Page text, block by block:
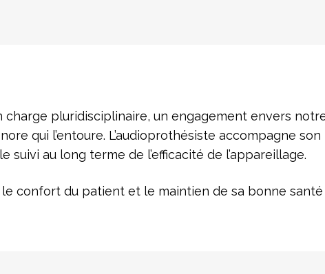
charge pluridisciplinaire, un engagement envers
qui l’entoure. L’audioprothésiste accompagne
suivi au long terme de l’efficacité de l’appareillage.
le confort du patient et le maintien de sa bonne